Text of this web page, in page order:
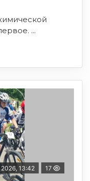
...
13:42 17